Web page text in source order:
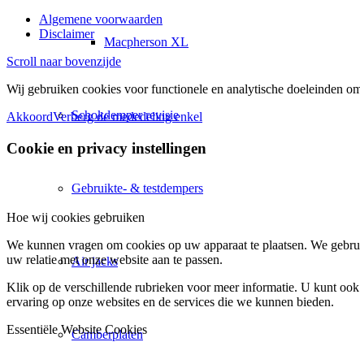
Macpherson XL
Schokdemper revisie
Gebruikte- & testdempers
Air jacks
Camberplaten
Algemene voorwaarden
Disclaimer
Scroll naar bovenzijde
Wij gebruiken cookies voor functionele en analytische doeleinden
AkkoordVerberg de mededeling enkel
Cookie en privacy instellingen
Hoe wij cookies gebruiken
We kunnen vragen om cookies op uw apparaat te plaatsen. We
uw relatie met onze website aan te passen.
Klik op de verschillende rubrieken voor meer informatie. U kunt
ervaring op onze websites en de services die we kunnen bieden.
Essentiële Website Cookies